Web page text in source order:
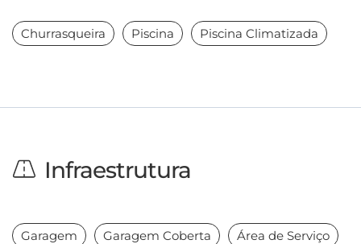
Churrasqueira Piscina Piscina Climatizada
Infraestrutura
Garagem Garagem Coberta Área de Serviço